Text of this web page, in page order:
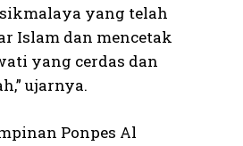
yang telah
Islam dan mencetak
yang cerdas dan
ujarnya.
Ponpes Al